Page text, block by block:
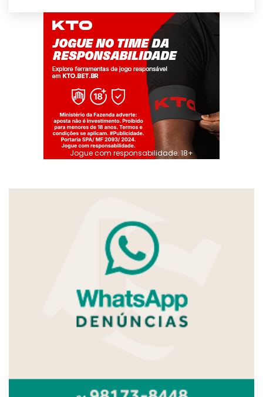
Jogue com responsabilidade. 18+